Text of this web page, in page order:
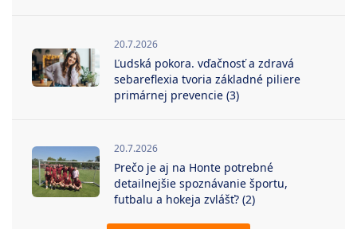
20.7.2026
Ľudská pokora. vďačnosť a zdravá
sebareflexia tvoria základné piliere
primárnej prevencie (3)
20.7.2026
Prečo je aj na Honte potrebné
detailnejšie spoznávanie športu,
futbalu a hokeja zvlášť? (2)